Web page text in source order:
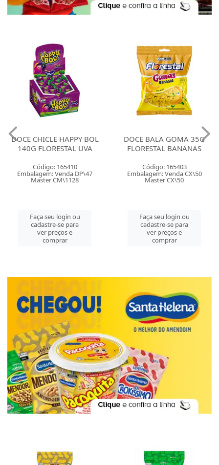
DOCE CHICLE HAPPY BOL
140G FLORESTAL UVA
Código: 165410
Embalagem: Venda DP\47
Master CM\1128
Faça seu login ou
cadastre-se para
ver preços e
comprar
DOCE BALA GOMA 35G
FLORESTAL BANANAS
Código: 165403
Embalagem: Venda CX\50
Master CX\50
Faça seu login ou
cadastre-se para
ver preços e
comprar